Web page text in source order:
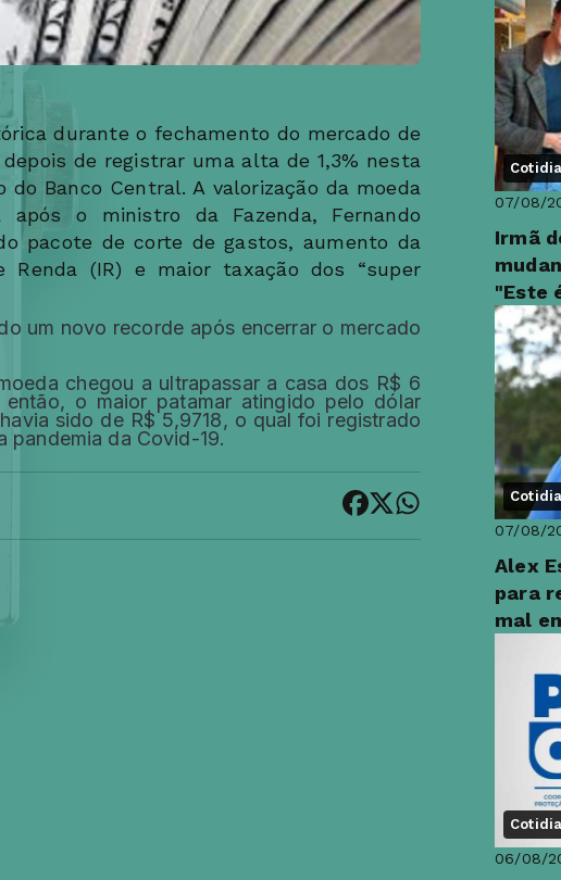
durante o fechamento do mercado de
de registrar uma alta de 1,3% nesta
Banco Central. A valorização da moeda
o ministro da Fazenda, Fernando
pacote de corte de gastos, aumento da
(IR) e maior taxação dos “super
um novo recorde após encerrar o mercado
chegou a ultrapassar a casa dos R$ 6
o maior patamar atingido pelo dólar
sido de R$ 5,9718, o qual foi registrado
pandemia da Covid-19.
07/08/
Irmã
"Este
07/08/
Alex
para
mal
06/08/